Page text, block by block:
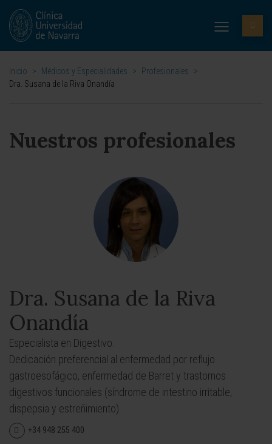
Inicio > Médicos y Especialidades > Profesionales
>
Dra. Susana de la Riva Onandía
Nuestros profesionales
Dra. Susana de la Riva
Onandía
Especialista en Digestivo.
Dedicación preferencial al enfermedad por reflujo
gastroesofágico, enfermedad de Barret y trastornos
digestivos funcionales (síndrome de intestino irritable,
dispepsia y estreñimiento).
+34 948 255 400